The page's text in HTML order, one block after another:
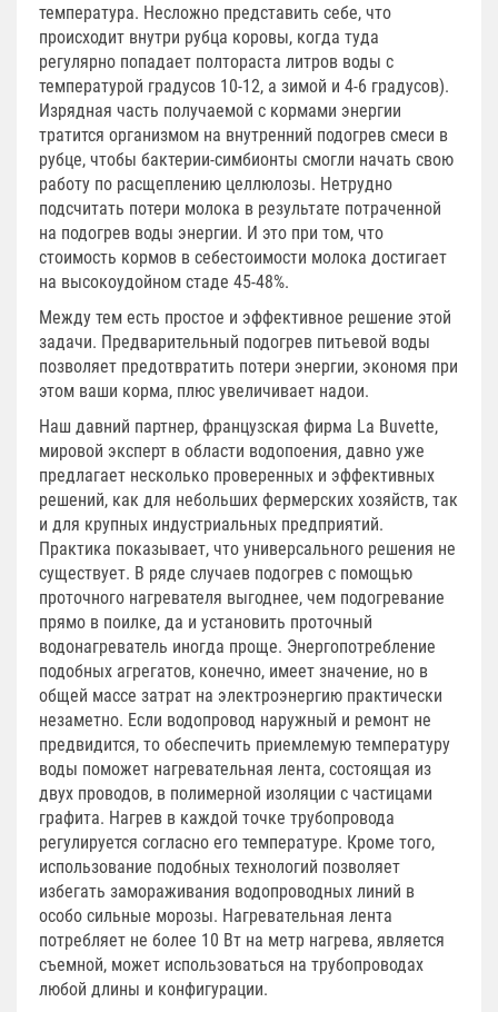
температура. Несложно представить себе, что
происходит внутри рубца коровы, когда туда
регулярно попадает полтораста литров воды с
температурой градусов 10-12, а зимой и 4-6 градусов).
Изрядная часть получаемой с кормами энергии
тратится организмом на внутренний подогрев смеси в
рубце, чтобы бактерии-симбионты смогли начать свою
работу по расщеплению целлюлозы. Нетрудно
подсчитать потери молока в результате потраченной
на подогрев воды энергии. И это при том, что
стоимость кормов в себестоимости молока достигает
на высокоудойном стаде 45-48%.
Между тем есть простое и эффективное решение этой
задачи. Предварительный подогрев питьевой воды
позволяет предотвратить потери энергии, экономя при
этом ваши корма, плюс увеличивает надои.
Наш давний партнер, французская фирма La Buvette,
мировой эксперт в области водопоения, давно уже
предлагает несколько проверенных и эффективных
решений, как для небольших фермерских хозяйств, так
и для крупных индустриальных предприятий.
Практика показывает, что универсального решения не
существует. В ряде случаев подогрев с помощью
проточного нагревателя выгоднее, чем подогревание
прямо в поилке, да и установить проточный
водонагреватель иногда проще. Энергопотребление
подобных агрегатов, конечно, имеет значение, но в
общей массе затрат на электроэнергию практически
незаметно. Если водопровод наружный и ремонт не
предвидится, то обеспечить приемлемую температуру
воды поможет нагревательная лента, состоящая из
двух проводов, в полимерной изоляции с частицами
графита. Нагрев в каждой точке трубопровода
регулируется согласно его температуре. Кроме того,
использование подобных технологий позволяет
избегать замораживания водопроводных линий в
особо сильные морозы. Нагревательная лента
потребляет не более 10 Вт на метр нагрева, является
съемной, может использоваться на трубопроводах
любой длины и конфигурации.